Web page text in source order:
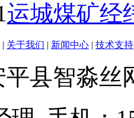
运城煤矿经
| 关于我们 | 新闻中心 | 技术支持
县智淼丝